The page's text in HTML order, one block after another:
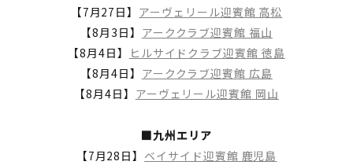
【7月27日】 アーヴェリール迎賓館 高松
【8月3日】 アーククラブ迎賓館 福山
【8月4日】
ヒルサイドクラブ迎賓館 徳島
【8月4日】 アーククラブ迎賓館 広島
【8月4日】 アーヴェリール迎賓館 岡山
■九州エリア
【7月28日】 ベイサイド迎賓館 鹿児島